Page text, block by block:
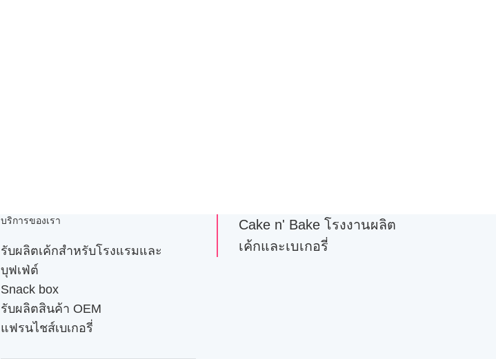
บริการของเรา
รับผลิตเค้กสำหรับโรงแรมและ
บุฟเฟ่ต์
Snack box
รับผลิตสินค้า OEM
แฟรนไชส์เบเกอรี่
Cake n' Bake โรงงานผลิต
เค้กและเบเกอรี่